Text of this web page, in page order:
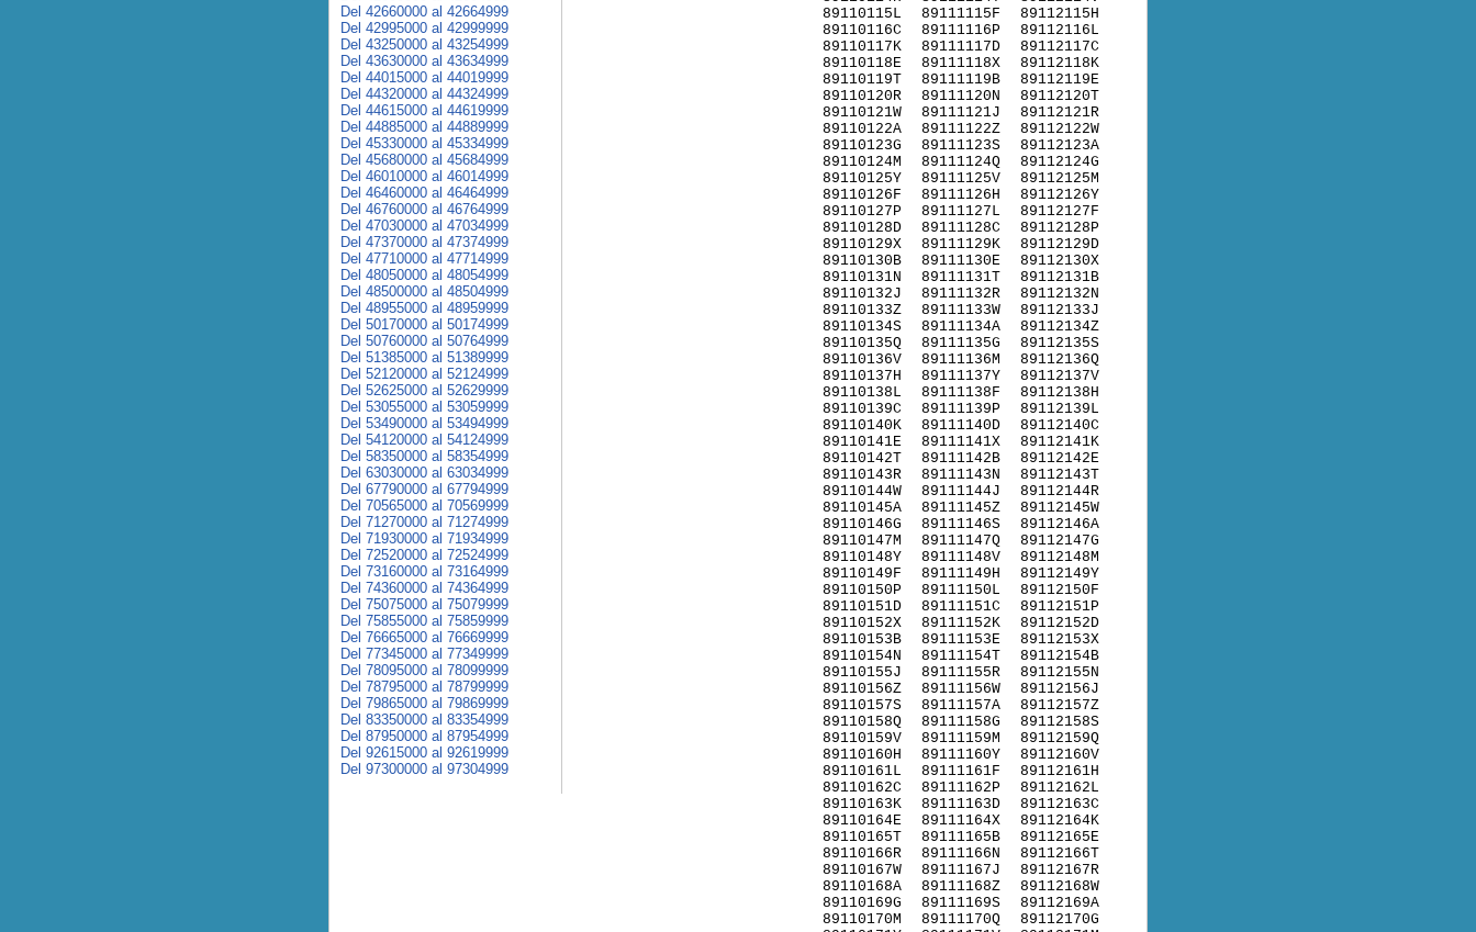
89110115L
89110116C
89110117K
89110118E
89110119T
89110120R
89110121W
89110122A
89110123G
89110124M
89110125Y
89110126F
89110127P
89110128D
89110129X
89110130B
89110131N
89110132J
89110133Z
89110134S
89110135Q
89110136V
89110137H
89110138L
89110139C
89110140K
89110141E
89110142T
89110143R
89110144W
89110145A
89110146G
89110147M
89110148Y
89110149F
89110150P
89110151D
89110152X
89110153B
89110154N
89110155J
89110156Z
89110157S
89110158Q
89110159V
89110160H
89110161L
89110162C
89110163K
89110164E
89110165T
89110166R
89110167W
89110168A
89110169G
89110170M
89111115F
89111116P
89111117D
89111118X
89111119B
89111120N
89111121J
89111122Z
89111123S
89111124Q
89111125V
89111126H
89111127L
89111128C
89111129K
89111130E
89111131T
89111132R
89111133W
89111134A
89111135G
89111136M
89111137Y
89111138F
89111139P
89111140D
89111141X
89111142B
89111143N
89111144J
89111145Z
89111146S
89111147Q
89111148V
89111149H
89111150L
89111151C
89111152K
89111153E
89111154T
89111155R
89111156W
89111157A
89111158G
89111159M
89111160Y
89111161F
89111162P
89111163D
89111164X
89111165B
89111166N
89111167J
89111168Z
89111169S
89111170Q
89112115H
89112116L
89112117C
89112118K
89112119E
89112120T
89112121R
89112122W
89112123A
89112124G
89112125M
89112126Y
89112127F
89112128P
89112129D
89112130X
89112131B
89112132N
89112133J
89112134Z
89112135S
89112136Q
89112137V
89112138H
89112139L
89112140C
89112141K
89112142E
89112143T
89112144R
89112145W
89112146A
89112147G
89112148M
89112149Y
89112150F
89112151P
89112152D
89112153X
89112154B
89112155N
89112156J
89112157Z
89112158S
89112159Q
89112160V
89112161H
89112162L
89112163C
89112164K
89112165E
89112166T
89112167R
89112168W
89112169A
89112170G
Del 42660000 al 42664999
Del 42995000 al 42999999
Del 43250000 al 43254999
Del 43630000 al 43634999
Del 44015000 al 44019999
Del 44320000 al 44324999
Del 44615000 al 44619999
Del 44885000 al 44889999
Del 45330000 al 45334999
Del 45680000 al 45684999
Del 46010000 al 46014999
Del 46460000 al 46464999
Del 46760000 al 46764999
Del 47030000 al 47034999
Del 47370000 al 47374999
Del 47710000 al 47714999
Del 48050000 al 48054999
Del 48500000 al 48504999
Del 48955000 al 48959999
Del 50170000 al 50174999
Del 50760000 al 50764999
Del 51385000 al 51389999
Del 52120000 al 52124999
Del 52625000 al 52629999
Del 53055000 al 53059999
Del 53490000 al 53494999
Del 54120000 al 54124999
Del 58350000 al 58354999
Del 63030000 al 63034999
Del 67790000 al 67794999
Del 70565000 al 70569999
Del 71270000 al 71274999
Del 71930000 al 71934999
Del 72520000 al 72524999
Del 73160000 al 73164999
Del 74360000 al 74364999
Del 75075000 al 75079999
Del 75855000 al 75859999
Del 76665000 al 76669999
Del 77345000 al 77349999
Del 78095000 al 78099999
Del 78795000 al 78799999
Del 79865000 al 79869999
Del 83350000 al 83354999
Del 87950000 al 87954999
Del 92615000 al 92619999
Del 97300000 al 97304999